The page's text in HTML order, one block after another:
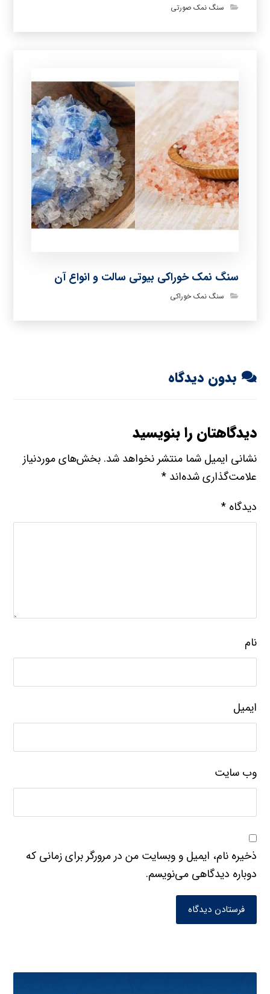
سنگ نمک صورتی
سنگ نمک خوراکی بیوتی سالت و انواع آن
سنگ نمک خوراکی
بدون دیدگاه
دیدگاهتان را بنویسید
نشانی ایمیل شما منتشر نخواهد شد. بخش‌های موردنیاز
علامت‌گذاری شده‌اند*
دیدگاه*
نام
ایمیل
وب‌ سایت
ذخیره نام، ایمیل و وبسایت من در مرورگر برای زمانی که
دوباره دیدگاهی می‌نویسم.
فرستادن دیدگاه